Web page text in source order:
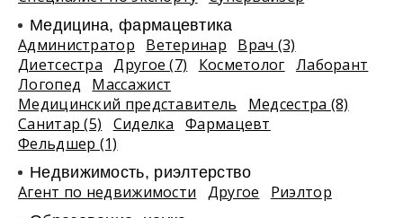
Медицина, фармацевтика
Администратор Ветеринар
Врач (3)
Диетсестра
Другое (7) Косметолог Лаборант
Логопед
Массажист
Медицинский представитель
Медсестра (8)
Санитар (5)
Сиделка
Фармацевт
Фельдшер (1)
Недвижимость, риэлтeрство
Агент по недвижимости Другое Риэлтор